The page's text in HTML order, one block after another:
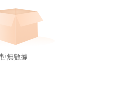
暫無數據